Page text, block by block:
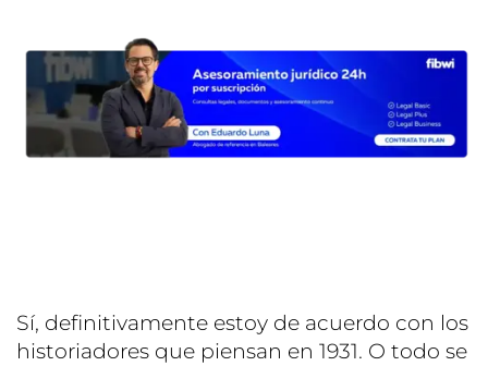
Sí, definitivamente estoy de acuerdo con los
historiadores que piensan en 1931. O todo se